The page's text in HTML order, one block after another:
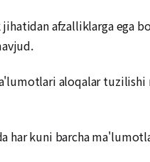
afzalliklarga ega
aloqalar
har kuni barcha